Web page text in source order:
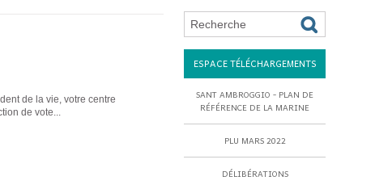
de la vie, votre centre
de vote...
ESPACE TÉLÉCHARGEMENTS
SANT AMBROGGIO - PLAN DE
RÉFÉRENCE DE LA MARINE
PLU MARS 2022
DÉLIBÉRATIONS